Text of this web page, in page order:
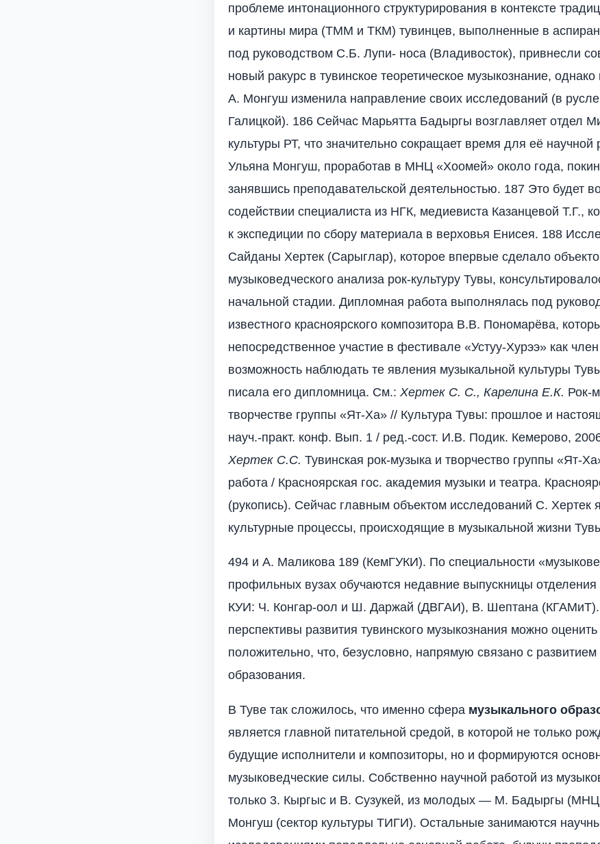
проблеме интонационного структурирования в контексте
и картины мира (ТММ и ТКМ) тувинцев, выполненные в
под руководством С.Б. Лупи- носа (Владивосток), привнесли
новый ракурс в тувинское теоретическое музыкознание,
А. Монгуш изменила направление своих исследований (в
Галицкой). 186 Сейчас Марьятта Бадыргы возглавляет отдел
культуры РТ, что значительно сокращает время для её научной
Ульяна Монгуш, проработав в МНЦ «Хоомей» около года,
занявшись преподавательской деятельностью. 187 Это будет
содействии специалиста из НГК, медиевиста Казанцевой Т.Г.,
к экспедиции по сбору материала в верховья Енисея. 188
Сайданы Хертек (Сарыглар), которое впервые сделало
музыковедческого анализа рок-культуру Тувы,
начальной стадии. Дипломная работа выполнялась под
известного красноярского композитора В.В. Пономарёва,
непосредственное участие в фестивале «Устуу-Хурээ» как
возможность наблюдать те явления музыкальной культуры
писала его дипломница. См.: Хертек С. С., Карелина Е.К. Рок-
творчестве группы «Ят-Ха» // Культура Тувы: прошлое и
науч.-практ. конф. Вып. 1 / ред.-сост. И.В. Подик. Кемерово,
Хертек С.С. Тувинская рок-музыка и творчество группы «Ят-
работа / Красноярская гос. академия музыки и театра.
(рукопись). Сейчас главным объектом исследований С. Хертек
культурные процессы, происходящие в музыкальной жизни
494 и А. Маликова 189 (КемГУКИ). По специальности
профильных вузах обучаются недавние выпускницы отделения
КУИ: Ч. Конгар-оол и Ш. Даржай (ДВГАИ), В. Шептана (КГАМиТ).
перспективы развития тувинского музыкознания можно
положительно, что, безусловно, напрямую связано с развитием
образования.
В Туве так сложилось, что именно сфера музыкального
является главной питательной средой, в которой не только
будущие исполнители и композиторы, но и формируются
музыковедческие силы. Собственно научной работой из
только 3. Кыргыс и В. Сузукей, из молодых — М. Бадыргы
Монгуш (сектор культуры ТИГИ). Остальные занимаются